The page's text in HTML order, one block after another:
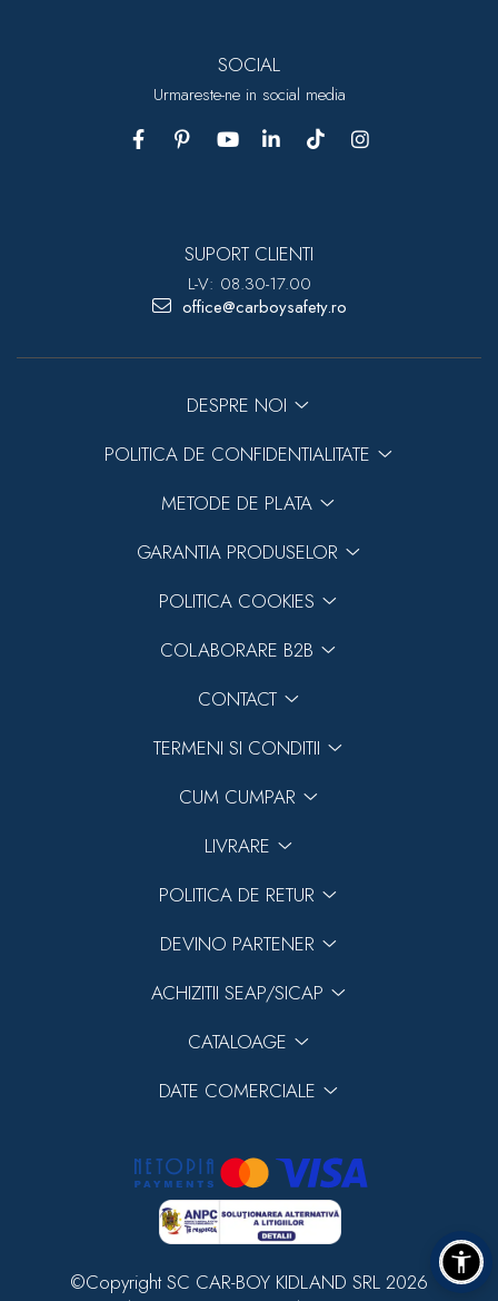
SOCIAL
Urmareste-ne in social media
SUPORT CLIENTI
L-V: 08.30-17.00
office@carboysafety.ro
DESPRE NOI
POLITICA DE CONFIDENTIALITATE
METODE DE PLATA
GARANTIA PRODUSELOR
POLITICA COOKIES
COLABORARE B2B
CONTACT
TERMENI SI CONDITII
CUM CUMPAR
LIVRARE
POLITICA DE RETUR
DEVINO PARTENER
ACHIZITII SEAP/SICAP
CATALOAGE
DATE COMERCIALE
©Copyright SC CAR-BOY KIDLAND SRL 2026